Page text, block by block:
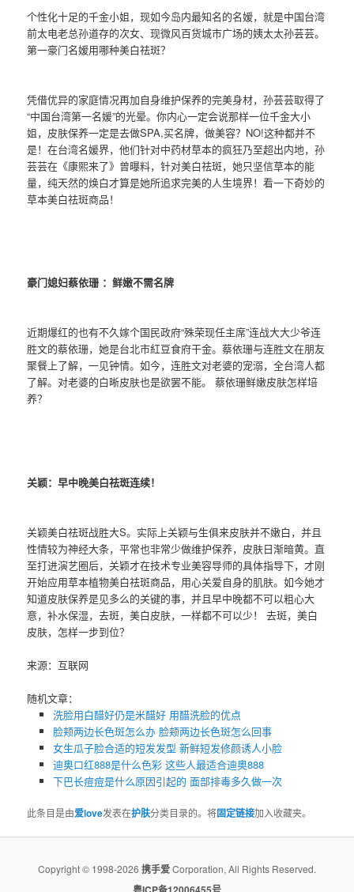
个性化十足的千金小姐，现如今岛内最知名的名嫒，就是中国台湾
前太电老总孙道存的次女、现微风百货城市广场的姨太太孙芸芸。
第一豪门名嫒用哪种美白祛斑？
凭借优异的家庭情况再加自身维护保养的完美身材，孙芸芸取得了
“中国台湾第一名媛”的光晕。你内心一定会说那样一位千金大小
姐，皮肤保养一定是去做SPA,买名牌，做美容？NO!这种都并不
是！在台湾名媛界，他们针对中药材草本的疯狂乃至超出内地，孙
芸芸在《康熙来了》曾曝料，针对美白祛斑，她只坚信草本的能
量，纯天然的焕白才算是她所追求完美的人生境界！看一下奇妙的
草本美白祛斑商品！
豪门媳妇蔡依珊 ：鲜嫩不需名牌
近期爆红的也有不久嫁个国民政府“殊荣现任主席”连战大大少爷连
胜文的蔡依珊，她是台北市紅豆食府干金。蔡依珊与连胜文在朋友
聚餐上了解，一见钟情。如今，连胜文对老婆的宠溺，全台湾人都
了解。对老婆的白晰皮肤也是欲罢不能。 蔡依珊鲜嫩皮肤怎样培
养？
关颖：早中晚美白祛斑连续！
关颖美白祛斑战胜大S。实际上关颖与生俱来皮肤并不嫩白，并且
性情较为神经大条，平常也非常少做维护保养，皮肤日渐暗黄。直
至打进演艺圈后，关颖才在技术专业美容导师的具体指导下，才刚
开始应用草本植物美白祛斑商品，用心关爱自身的肌肤。如今她才
知道皮肤保养是见多么的关键的事，并且早中晚都不可以粗心大
意，补水保湿，去斑，美白皮肤，一样都不可以少！ 去斑，美白
皮肤，怎样一步到位？
来源：互联网
随机文章：
洗脸用白醋好仍是米醋好 用醋洗脸的优点
脸颊两边长色斑怎么办 脸颊两边长色斑怎么回事
女生瓜子脸合适的短发发型 新鲜短发修颜诱人小脸
迪奥口红888是什么色彩 这些人最适合迪奥888
下巴长痘痘是什么原因引起的 面部排毒多久做一次
此条目是由爱love发表在护肤分类目录的。将固定链接加入收藏夹。
Copyright © 1998-2026 携手爱Corporation, All Rights Reserved.